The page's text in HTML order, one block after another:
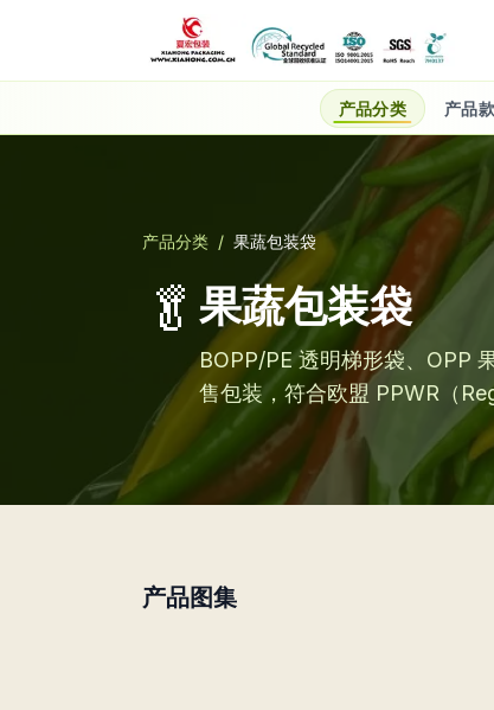
产品分类 产品
产品分类 / 果蔬包装袋
🥬 果蔬包装袋
BOPP/PE 透明梯形袋、OPP
售包装，符合欧盟 PPWR（
产品图集